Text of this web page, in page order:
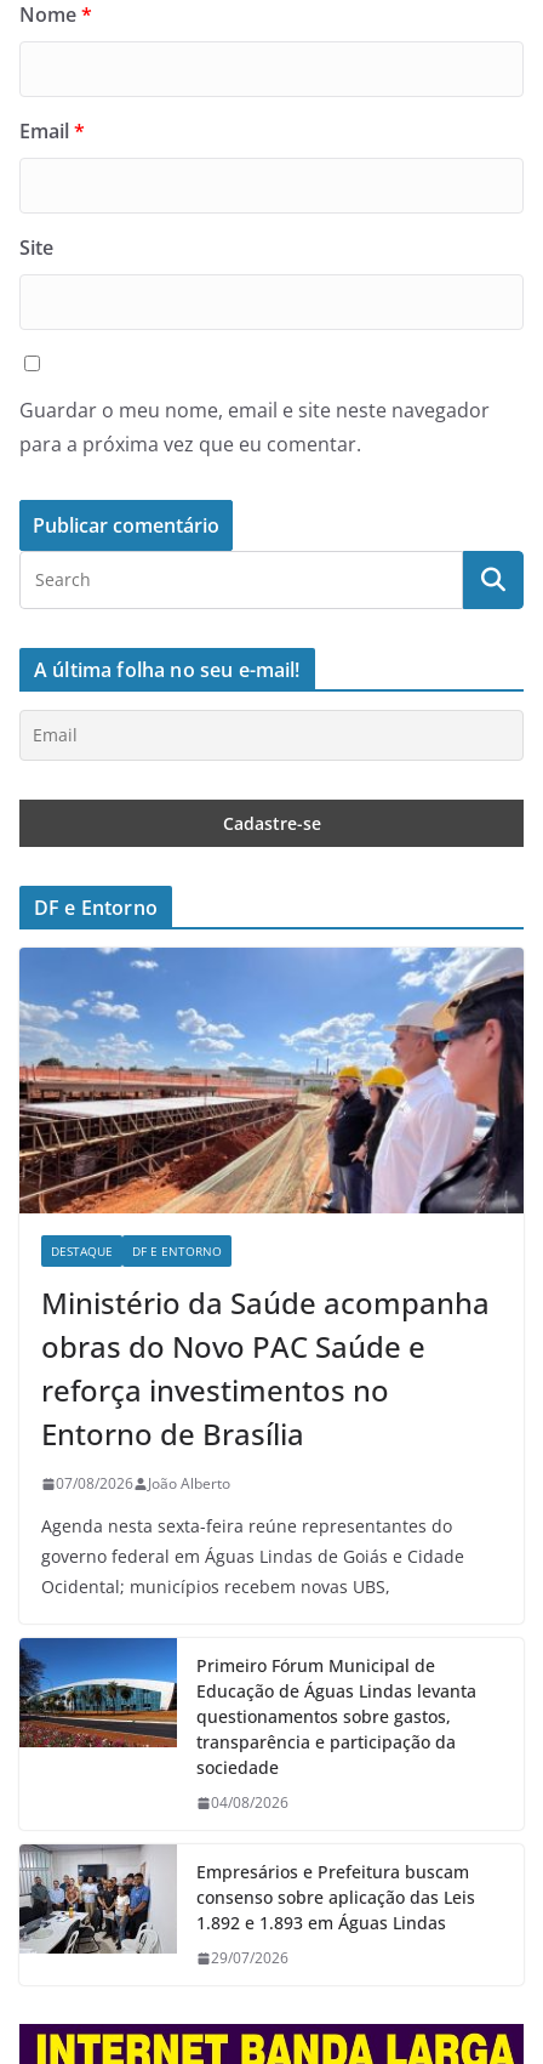
Nome*
Email*
Site
Guardar o meu nome, email e site neste navegador
para a próxima vez que eu comentar.
A última folha no seu e-mail!
DF e Entorno
DESTAQUE DF E ENTORNO
Ministério da Saúde acompanha
obras do Novo PAC Saúde e
reforça investimentos no
Entorno de Brasília
07/08/2026 João Alberto
Agenda nesta sexta-feira reúne representantes do
governo federal em Águas Lindas de Goiás e Cidade
Ocidental; municípios recebem novas UBS,
Primeiro Fórum Municipal de
Educação de Águas Lindas levanta
questionamentos sobre gastos,
transparência e participação da
sociedade
04/08/2026
Empresários e Prefeitura buscam
consenso sobre aplicação das Leis
1.892 e 1.893 em Águas Lindas
29/07/2026